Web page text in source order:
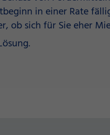
in einer Rate
ob sich für Sie eher